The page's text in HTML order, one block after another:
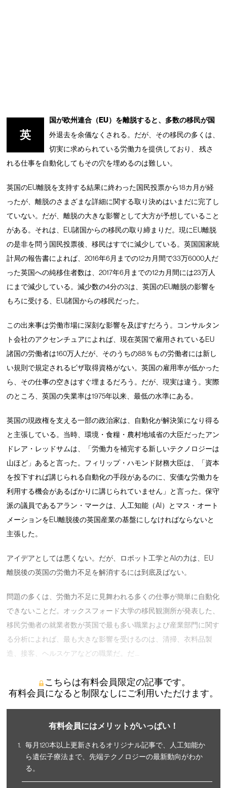
英
国が欧州連合（EU）を離脱すると、多数の移民が国
外退去を余儀なくされる。だが、その移民の多くは、
切実に求められている労働力を提供しており、 残さ
れる仕事を自動化してもその穴を埋めるのは難しい。
英国のEU離脱を支持する結果に終わった国民投票から18カ月が経
ったが、離脱のさまざまな詳細に関する取り決めはいまだに完了し
ていない。だが、離脱の大きな影響として大方が予想していること
がある。それは、EU諸国からの移民の取り締まりだ。現にEU離脱
の是非を問う国民投票後、移民はすでに減少している。英国国家統
計局の報告書によれば、2016年6月までの12カ月間で33万6000人だ
った英国への純移住者数は、2017年6月までの12カ月間には23万人
にまで減少している。減少数の4分の3は、英国のEU離脱の影響を
もろに受ける、EU諸国からの移民だった。
この出来事は労働市場に深刻な影響を及ぼすだろう。コンサルタン
ト会社のアクセンチュアによれば、現在英国で雇用されているEU
諸国の労働者は160万人だが、そのうちの88％もの労働者には新し
い規則で規定されるビザ取得資格がない。英国の雇用率が低かった
ら、その仕事の空きはすぐ埋まるだろう。だが、現実は違う。実際
のところ、英国の失業率は1975年以来、最低の水準にある。
英国の現政権を支える一部の政治家は、自動化が解決策になり得る
と主張している。当時、環境・食糧・農村地域省の大臣だったアン
ドレア・レッドサムは、「労働力を補完する新しいテクノロジーは
山ほど」あると言った。フィリップ・ハモンド財務大臣は、「資本
を投下すれば講じられる自動化の手段があるのに、安価な労働力を
利用する機会があるばかりに講じられていません」と言った。保守
派の議員であるアラン・マークは、人工知能（AI）とマス・オート
メーションをEU離脱後の英国産業の基盤にしなければならないと
主張した。
アイデアとしては悪くない。だが、ロボット工学とAIの力は、EU
離脱後の英国の労働力不足を解消するには到底及ばない。
問題の多くは、労働力不足に見舞われる多くの仕事が簡単に自動化
できないことだ。オックスフォード大学の移民観測所が発表した、
移民労働者の就業者数が英国で最も多い職業および産業部門に関す
る分析によれば、最も大きな影響を受けるのは、清掃、衣料品製
造、接客、ヘルスケアなどの職業だ。だ …
こちらは有料会員限定の記事です。
有料会員になると制限なしにご利用いただけます。
有料会員にはメリットがいっぱい！
毎月120本以上更新されるオリジナル記事で、人工知能か
ら遺伝子療法まで、先端テクノロジーの最新動向がわか
る。